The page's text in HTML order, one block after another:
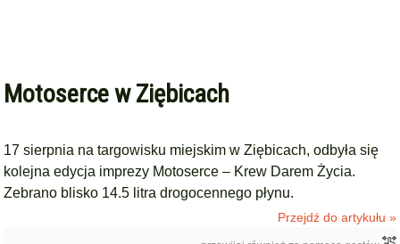
Motoserce w Ziębicach
17 sierpnia na targowisku miejskim w Ziębicach, odbyła się
kolejna edycja imprezy Motoserce – Krew Darem Życia.
Zebrano blisko 14.5 litra drogocennego płynu.
Przejdź do artykułu »